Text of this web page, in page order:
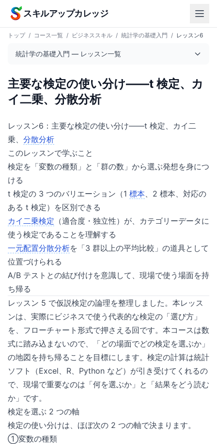
本文へスキップ
スキルアップカレッジ
トップ / コース一覧 / ビジネススキル / 統計学の基礎入門 / レッスン6
統計学の基礎入門 — レッスン一覧
主要な検定の使い分け——t 検定、カ
イ二乗、分散分析
レッスン6：主要な検定の使い分け——t 検定、カイ二
乗、 分散分析
このレッスンで学ぶこと
検定を「変数の種類」と「群の数」から選ぶ発想を身につ
ける
t 検定の 3 つのバリエーション（1 標本、2 標本、対応の
ある t 検定）を区別できる
カイ二乗検定 （適合度・独立性）が、カテゴリーデータに
使う検定であることを理解する
一元配置分散分析を「3 群以上の平均比較」の道具として
位置づけられる
A/B テストとの結び付けを意識して、現場で使う場面を持
ち帰る
レッスン 5 で仮説検定の論理を整理しました。本レッス
ンは、実際にビジネスで使う代表的な検定の「選び方」
を、フローチャート形式で押さえる回です。本コースは数
式に踏み込まないので、「どの場面でどの検定を選ぶか」
の地図を持ち帰ることを目標にします。検定の計算は統計
ソフト（Excel、R、Python など）が引き受けてくれるの
で、現場で重要なのは「何を選ぶか」と「結果をどう読む
か」です。
検定を選ぶ 2 つの軸
検定の使い分けは、ほぼ次の 2 つの軸で決まります。
①変数の種類